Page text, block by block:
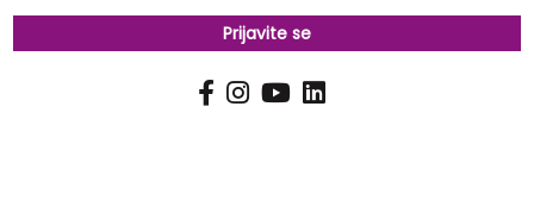
Prijavite se